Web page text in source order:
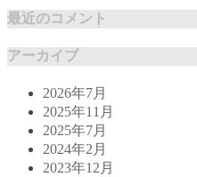
最近のコメント
アーカイブ
2026年7月
2025年11月
2025年7月
2024年2月
2023年12月